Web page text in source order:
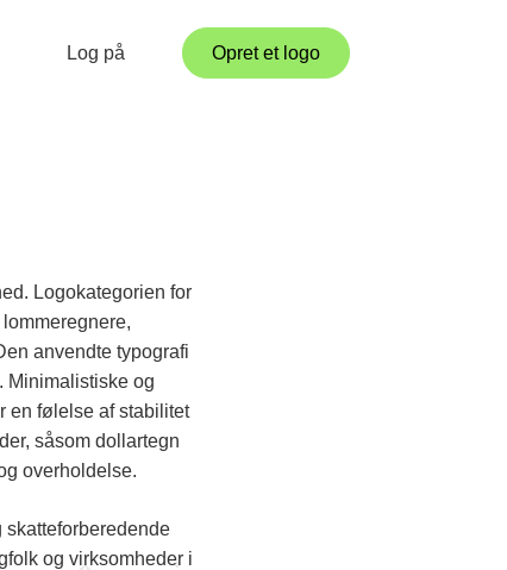
Log på Opret et logo
Logokategorien for
anvendte typografi
Minimalistiske og
en følelse af stabilitet
såsom dollartegn
overholdelse.
og virksomheder i